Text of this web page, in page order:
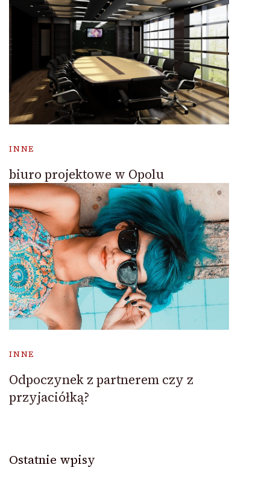
INNE
biuro projektowe w Opolu
INNE
Odpoczynek z partnerem czy z
przyjaciółką?
Ostatnie wpisy